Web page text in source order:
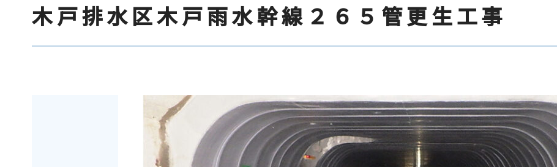
木戸排水区木戸雨水幹線２６５管更生工事